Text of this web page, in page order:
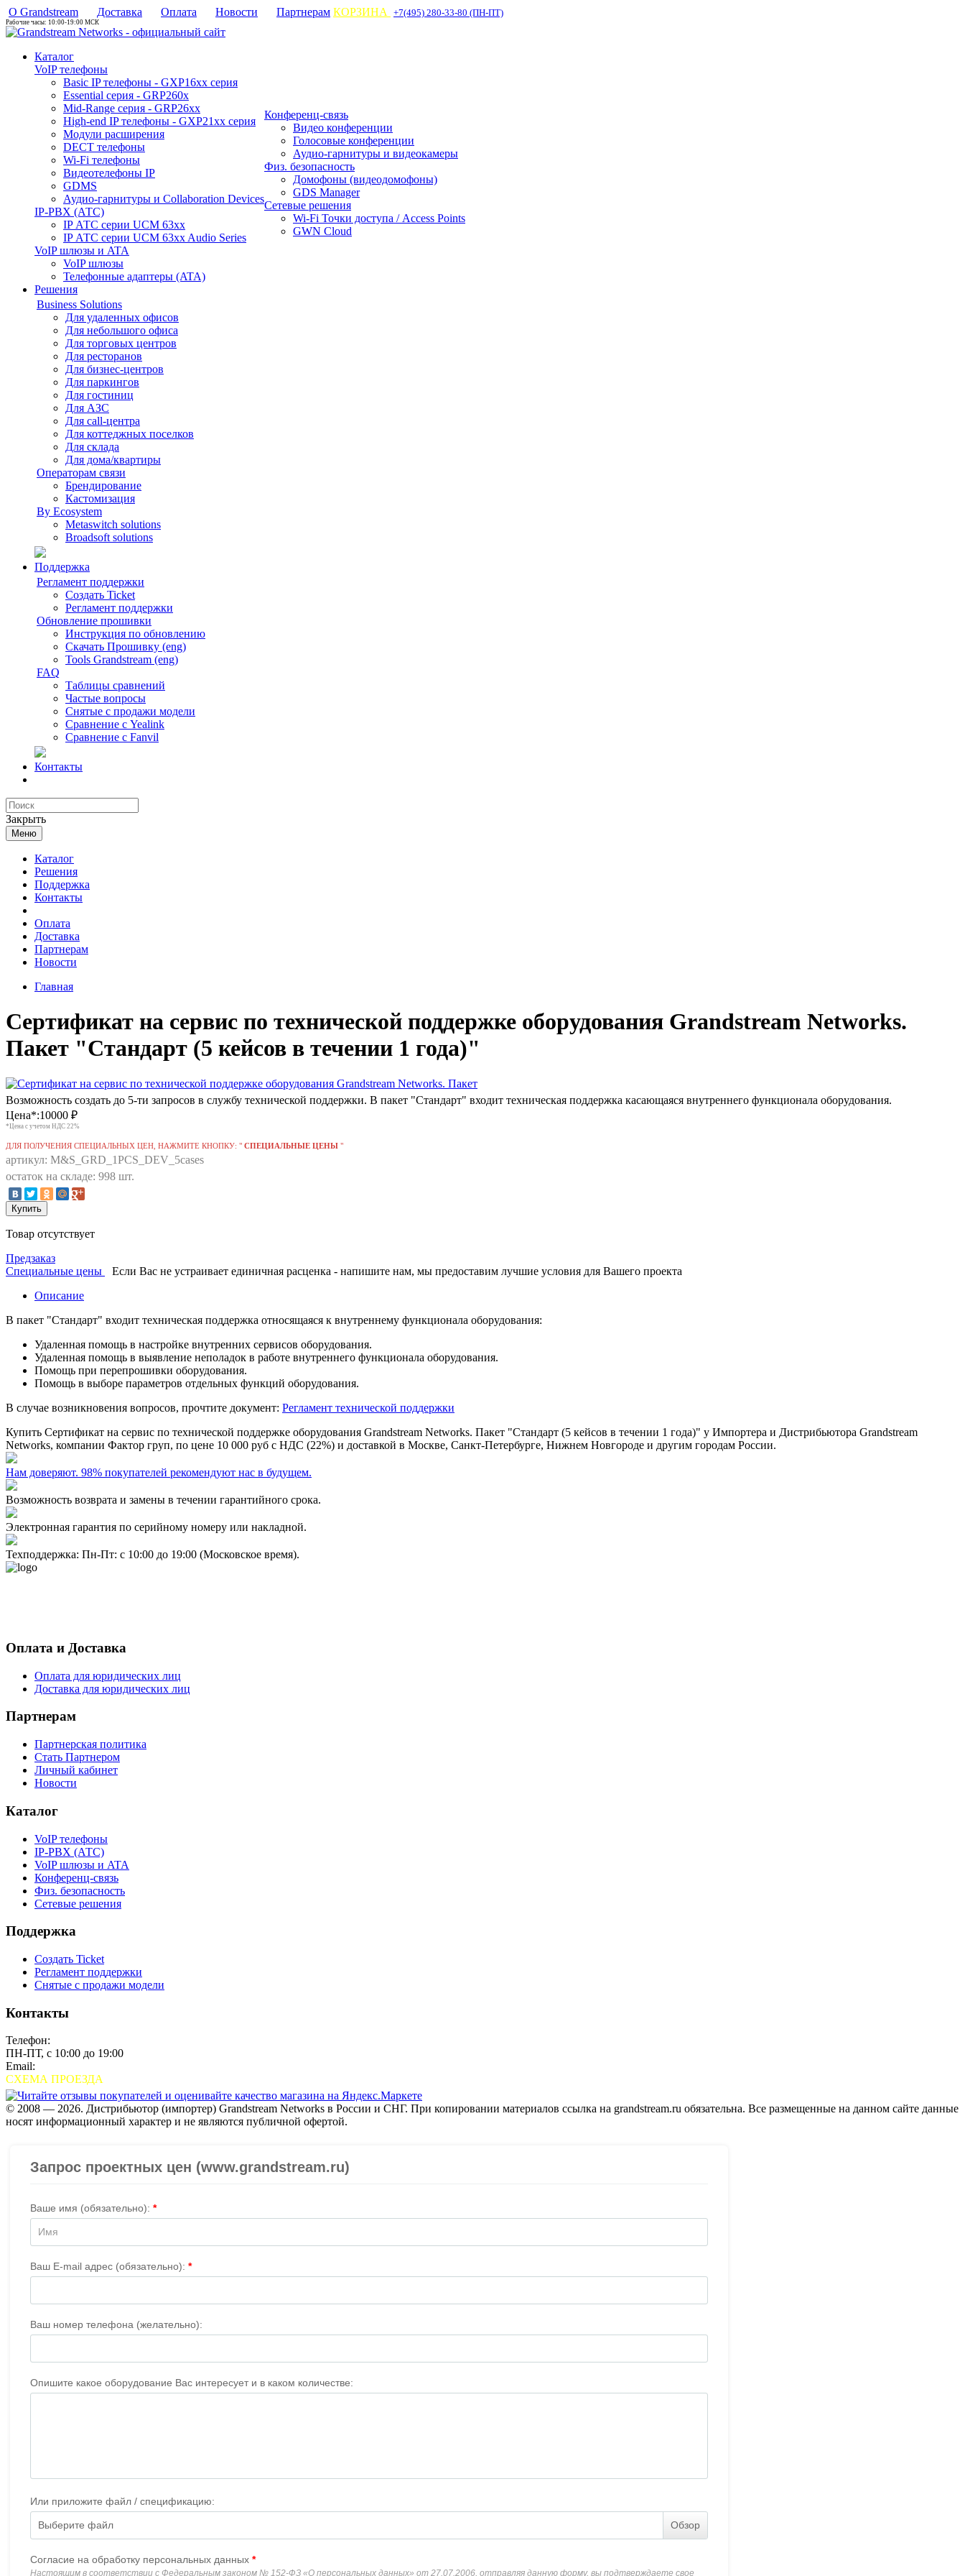
О Grandstream Доставка Оплата Новости Партнерам КОРЗИНА +7(495) 280-33-80 (ПН-ПТ)
Рабочие часы: 10:00-19:00 МСК
Каталог
VoIP телефоны
Basic IP телефоны - GXP16хх серия
Essential серия - GRP260x
Mid-Range серия - GRP26xx
High-end IP телефоны - GXP21хх серия
Модули расширения
DECT телефоны
Wi-Fi телефоны
Видеотелефоны IP
GDMS
Аудио-гарнитуры и Collaboration Devices
IP-PBX (АТС)
IP АТС серии UCM 63xx
IP АТС серии UCM 63xx Audio Series
VoIP шлюзы и ATA
VoIP шлюзы
Телефонные адаптеры (ATA)
Конференц-связь
Видео конференции
Голосовые конференции
Аудио-гарнитуры и видеокамеры
Физ. безопасность
Домофоны (видеодомофоны)
GDS Manager
Сетевые решения
Wi-Fi Точки доступа / Access Points
GWN Cloud
Решения
Business Solutions
Для удаленных офисов
Для небольшого офиса
Для торговых центров
Для ресторанов
Для бизнес-центров
Для паркингов
Для гостиниц
Для АЗС
Для call-центра
Для коттеджных поселков
Для склада
Для дома/квартиры
Операторам связи
Брендирование
Кастомизация
By Ecosystem
Metaswitch solutions
Broadsoft solutions
Поддержка
Регламент поддержки
Создать Ticket
Регламент поддержки
Обновление прошивки
Инструкция по обновлению
Скачать Прошивку (eng)
Tools Grandstream (eng)
FAQ
Таблицы сравнений
Частые вопросы
Снятые с продажи модели
Сравнение с Yealink
Сравнение с Fanvil
Контакты
Закрыть
Меню
Каталог
Решения
Поддержка
Контакты
Оплата
Доставка
Партнерам
Новости
Главная
Сертификат на сервис по технической поддержке оборудования Grandstream Networks.
Пакет "Стандарт (5 кейсов в течении 1 года)"
Возможность создать до 5-ти запросов в службу технической поддержки. В пакет "Стандарт" входит техническая поддержка касающаяся внутреннего функционала оборудования.
Цена*:10000 ₽
*Цена с учетом НДС 22%
ДЛЯ ПОЛУЧЕНИЯ СПЕЦИАЛЬНЫХ ЦЕН, НАЖМИТЕ КНОПКУ: " СПЕЦИАЛЬНЫЕ ЦЕНЫ "
артикул: M&S_GRD_1PCS_DEV_5cases
остаток на складе: 998 шт.
Купить
Товар отсутствует
Предзаказ
Специальные цены
Если Вас не устраивает единичная расценка - напишите нам, мы предоставим лучшие условия для Вашего проекта
Описание
В пакет "Стандарт" входит техническая поддержка относящаяся к внутреннему функционала оборудования:
Удаленная помощь в настройке внутренних сервисов оборудования.
Удаленная помощь в выявление неполадок в работе внутреннего функционала оборудования.
Помощь при перепрошивки оборудования.
Помощь в выборе параметров отдельных функций оборудования.
В случае возникновения вопросов, прочтите документ: Регламент технической поддержки
Купить Сертификат на сервис по технической поддержке оборудования Grandstream Networks. Пакет "Стандарт (5 кейсов в течении 1 года)" у Импортера и Дистрибьютора Grandstream
Networks, компании Фактор груп, по цене 10 000 руб с НДС (22%) и доставкой в Москве, Санкт-Петербурге, Нижнем Новгороде и другим городам России.
Нам доверяют. 98% покупателей рекомендуют нас в будущем.
Возможность возврата и замены в течении гарантийного срока.
Электронная гарантия по серийному номеру или накладной.
Техподдержка: Пн-Пт: с 10:00 до 19:00 (Московское время).
Оплата и Доставка
Оплата для юридических лиц
Доставка для юридических лиц
Партнерам
Партнерская политика
Стать Партнером
Личный кабинет
Новости
Каталог
VoIP телефоны
IP-PBX (АТС)
VoIP шлюзы и ATA
Конференц-связь
Физ. безопасность
Сетевые решения
Поддержка
Создать Ticket
Регламент поддержки
Снятые с продажи модели
Контакты
Телефон:
ПН-ПТ, с 10:00 до 19:00
Email:
СХЕМА ПРОЕЗДА
© 2008 — 2026. Дистрибьютор (импортер) Grandstream Networks в России и СНГ. При копировании материалов ссылка на grandstream.ru обязательна. Все размещенные на данном сайте данные
носят информационный характер и не являются публичной офертой.